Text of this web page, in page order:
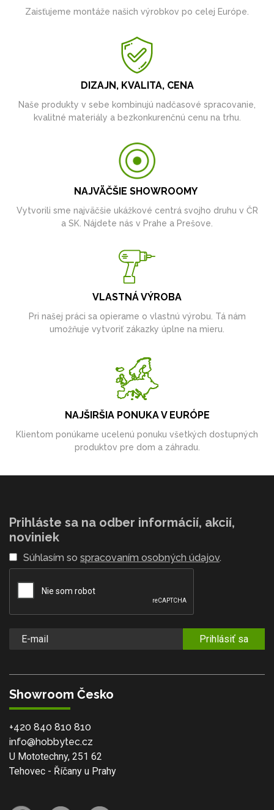
Zaisťujeme montáže našich výrobkov po celej Európe.
DIZAJN, KVALITA, CENA
Naše produkty v sebe kombinujú nadčasové spracovanie,
kvalitné materiály a bezkonkurenčnú cenu na trhu.
NAJVÄČŠIE SHOWROOMY
Vytvorili sme najväčšie ukážkové centrá svojho druhu v ČR
a SK. Nájdete nás v Prahe a Prešove.
VLASTNÁ VÝROBA
Pri našej práci sa opierame o vlastnú výrobu. Tá nám
umožňuje vytvoriť zákazky úplne na mieru.
NAJŠIRŠIA PONUKA V EURÓPE
Klientom ponúkame ucelenú ponuku všetkých dostupných
produktov pre dom a záhradu.
Prihláste sa na odber informácií, akcií,
noviniek
Súhlasím so spracovaním osobných údajov.
Prihlásiť sa
Showroom Česko
+420 840 810 810
info@hobbytec.cz
U Mototechny, 251 62
Tehovec - Říčany u Prahy